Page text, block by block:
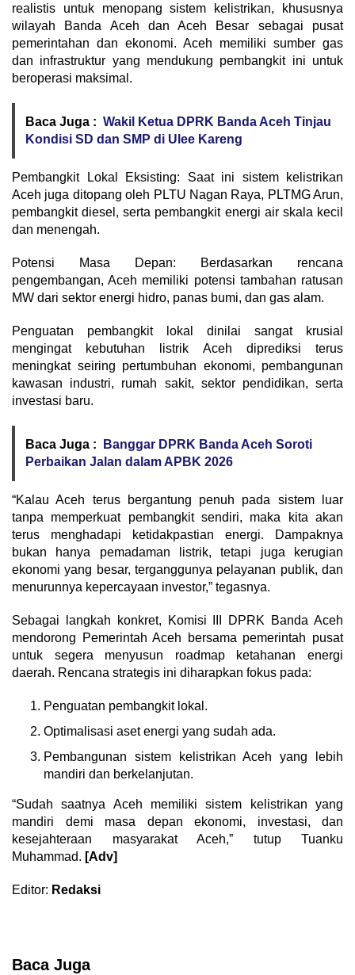
realistis untuk menopang sistem kelistrikan, khususnya
wilayah Banda Aceh dan Aceh Besar sebagai pusat
pemerintahan dan ekonomi. Aceh memiliki sumber gas
dan infrastruktur yang mendukung pembangkit ini untuk
beroperasi maksimal.
Baca Juga : Wakil Ketua DPRK Banda Aceh Tinjau
Kondisi SD dan SMP di Ulee Kareng
Pembangkit Lokal Eksisting: Saat ini sistem kelistrikan
Aceh juga ditopang oleh PLTU Nagan Raya, PLTMG Arun,
pembangkit diesel, serta pembangkit energi air skala kecil
dan menengah.
Potensi Masa Depan: Berdasarkan rencana
pengembangan, Aceh memiliki potensi tambahan ratusan
MW dari sektor energi hidro, panas bumi, dan gas alam.
Penguatan pembangkit lokal dinilai sangat krusial
mengingat kebutuhan listrik Aceh diprediksi terus
meningkat seiring pertumbuhan ekonomi, pembangunan
kawasan industri, rumah sakit, sektor pendidikan, serta
investasi baru.
Baca Juga :
Banggar DPRK Banda Aceh Soroti
Perbaikan Jalan dalam APBK 2026
“Kalau Aceh terus bergantung penuh pada sistem luar
tanpa memperkuat pembangkit sendiri, maka kita akan
terus menghadapi ketidakpastian energi. Dampaknya
bukan hanya pemadaman listrik, tetapi juga kerugian
ekonomi yang besar, terganggunya pelayanan publik, dan
menurunnya kepercayaan investor,” tegasnya.
Sebagai langkah konkret, Komisi III DPRK Banda Aceh
mendorong Pemerintah Aceh bersama pemerintah pusat
untuk segera menyusun roadmap ketahanan energi
daerah. Rencana strategis ini diharapkan fokus pada:
Penguatan pembangkit lokal.
Optimalisasi aset energi yang sudah ada.
Pembangunan sistem kelistrikan Aceh yang lebih
mandiri dan berkelanjutan.
“Sudah saatnya Aceh memiliki sistem kelistrikan yang
mandiri demi masa depan ekonomi, investasi, dan
kesejahteraan masyarakat Aceh,” tutup Tuanku
Muhammad. [Adv]
Editor: Redaksi
Baca Juga